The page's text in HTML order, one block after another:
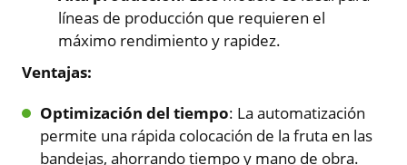
líneas de producción que requieren el
máximo rendimiento y rapidez.
Ventajas:
Optimización del tiempo: La automatización
permite una rápida colocación de la fruta en las
bandejas, ahorrando tiempo y mano de obra.